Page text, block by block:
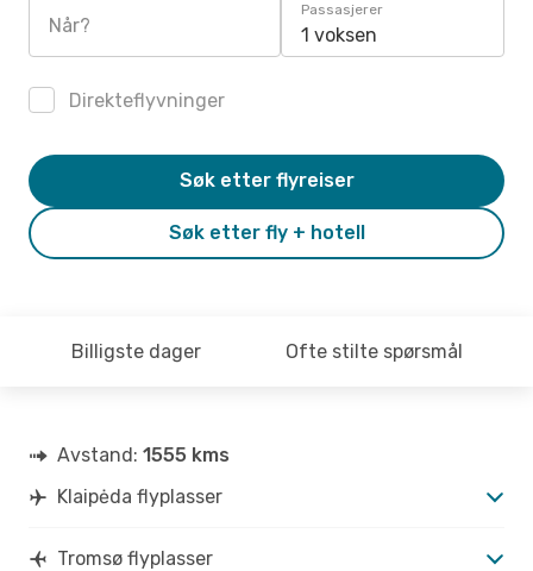
Når?
Passasjerer
1 voksen
Direkteflyvninger
Søk etter fly + hotell
Søk etter flyreiser
Billigste dager Ofte stilte spørsmål
Avstand: 1555 kms
Klaipėda flyplasser
Tromsø flyplasser